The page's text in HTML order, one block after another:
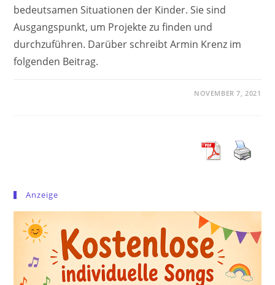
bedeutsamen Situationen der Kinder. Sie sind
Ausgangspunkt, um Projekte zu finden und
durchzuführen. Darüber schreibt Armin Krenz im
folgenden Beitrag.
NOVEMBER 7, 2021
Anzeige